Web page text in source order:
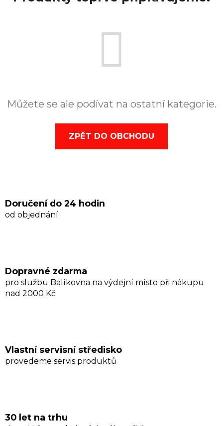
Můžete se ale podívat na ostatní kategorie.
ZPĚT DO OBCHODU
Doručení do 24 hodin
od objednání
Dopravné zdarma
pro službu Balíkovna na výdejní místo při nákupu
nad 2000 Kč
Vlastní servisní středisko
provedeme servis produktů
30 let na trhu